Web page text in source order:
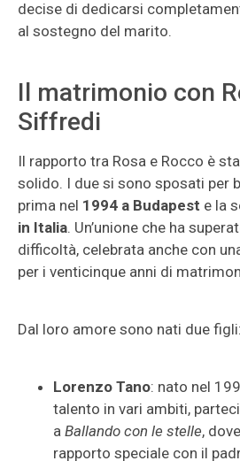
decise di dedicarsi
al sostegno del marito.
Il matrimonio con
Siffredi
Il rapporto tra Rosa e Rocco è
solido. I due si sono sposati per
prima nel 1994 a Budapest e la
in Italia. Un’unione che ha
difficoltà, celebrata anche con
per i venticinque anni di
Dal loro amore sono nati due figli:
Lorenzo Tano: nato nel
talento in vari ambiti,
a Ballando con le stelle,
rapporto speciale con il